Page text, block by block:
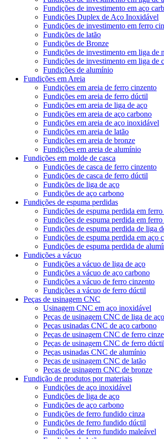
Fundições de investimento em aço
Fundições Duplex de Aço Inoxidável
Fundições de investimento em ferro
Fundições de latão
Fundições de Bronze
Fundições de investimento em liga de
Fundições de investimento em liga de
Fundições de alumínio
Fundições em Areia
Fundições em areia de ferro cinzento
Fundições em areia de ferro dúctil
Fundições em areia de liga de aço
Fundições em areia de aço carbono
Fundições em areia de aço inoxidável
Fundições em areia de latão
Fundições em areia de bronze
Fundições em areia de alumínio
Fundições em molde de casca
Fundições de casca de ferro cinzento
Fundições de casca de ferro dúctil
Fundições de liga de aço
Fundições de aço carbono
Fundições de espuma perdidas
Fundições de espuma perdida em
Fundições de espuma perdida em
Fundições de espuma perdida de liga
Fundições de espuma perdida em aço
Fundições de espuma perdida de
Fundições a vácuo
Fundições a vácuo de liga de aço
Fundições a vácuo de aço carbono
Fundições a vácuo de ferro cinzento
Fundições a vácuo de ferro dúctil
Peças de usinagem CNC
Usinagem CNC em aço inoxidável
Peças de usinagem CNC de liga de aço
Peças usinadas CNC de aço carbono
Peças de usinagem CNC de ferro
Peças de usinagem CNC de ferro dúctil
Peças usinadas CNC de alumínio
Peças de usinagem CNC de latão
Peças de usinagem CNC de bronze
Fundição de produtos por materiais
Fundições de aço inoxidável
Fundições de liga de aço
Fundições de aço carbono
Fundições de ferro fundido cinza
Fundições de ferro fundido dúctil
Fundições de ferro fundido maleável